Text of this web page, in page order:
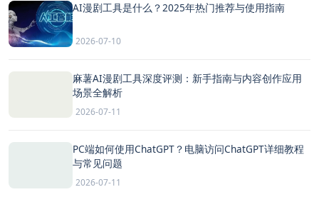
AI漫剧工具是什么？2025年热门推荐与使用指南
2026-07-10
麻薯AI漫剧工具深度评测：新手指南与内容创作应用
场景全解析
2026-07-11
PC端如何使用ChatGPT？电脑访问ChatGPT详细教程
与常见问题
2026-07-11